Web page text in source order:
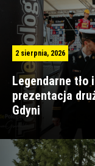
2 sierpnia, 2026
Legendarne tło
prezentacja
Gdyni